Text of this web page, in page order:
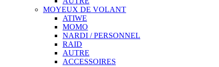
MOYEUX DE VOLANT
ATIWE
MOMO
NARDI / PERSONNEL
RAID
AUTRE
ACCESSOIRES